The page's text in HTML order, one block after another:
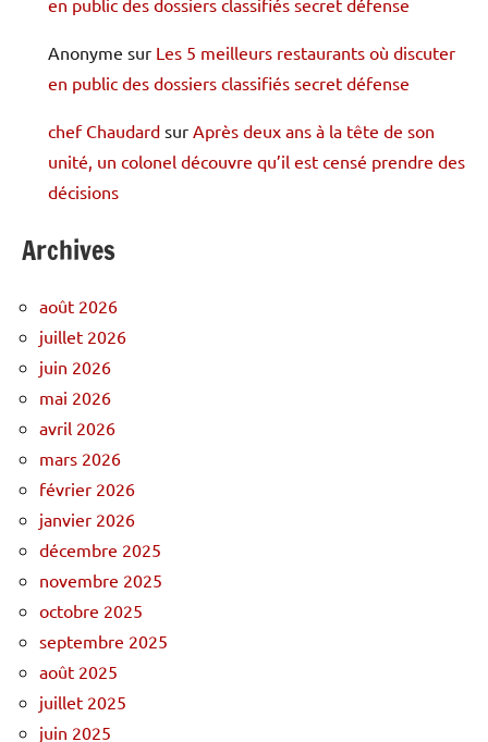
Anonyme sur Les 5 meilleurs restaurants où discuter
en public des dossiers classifiés secret défense
chef Chaudard sur Après deux ans à la tête de son
unité, un colonel découvre qu’il est censé prendre des
décisions
Archives
août 2026
juillet 2026
juin 2026
mai 2026
avril 2026
mars 2026
février 2026
janvier 2026
décembre 2025
novembre 2025
octobre 2025
septembre 2025
août 2025
juillet 2025
juin 2025